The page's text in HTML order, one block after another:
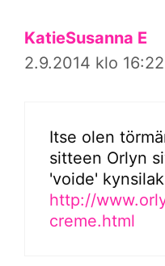
KatieSusanna E
2.9.2014 klo 16:22
Itse olen
sitteen Orlyn
'voide'
http://
creme.html